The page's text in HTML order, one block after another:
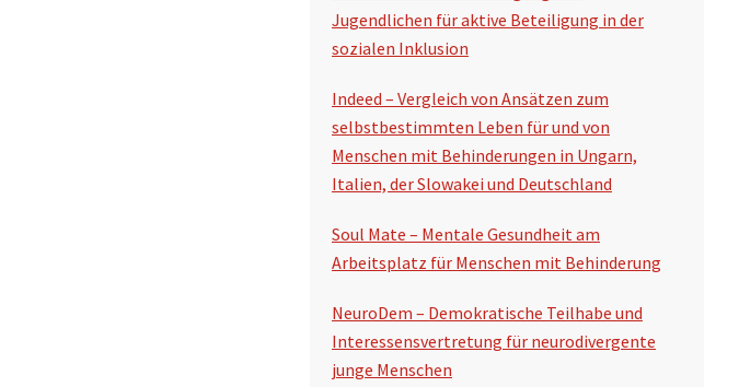
Jugendlichen für aktive Beteiligung in der
sozialen Inklusion
Indeed – Vergleich von Ansätzen zum
selbstbestimmten Leben für und von
Menschen mit Behinderungen in Ungarn,
Italien, der Slowakei und Deutschland
Soul Mate – Mentale Gesundheit am
Arbeitsplatz für Menschen mit Behinderung
NeuroDem – Demokratische Teilhabe und
Interessensvertretung für neurodivergente
junge Menschen